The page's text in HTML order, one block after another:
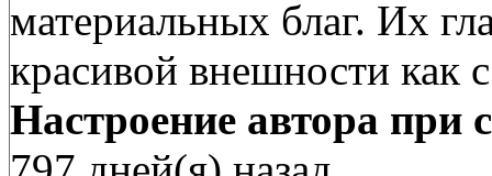
материальных благ. Их
красивой внешности как
Настроение автора при